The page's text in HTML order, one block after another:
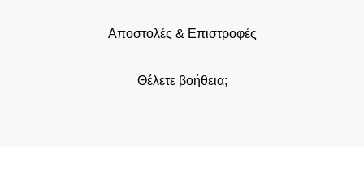
Αποστολές & Επιστροφές
Θέλετε βοήθεια;